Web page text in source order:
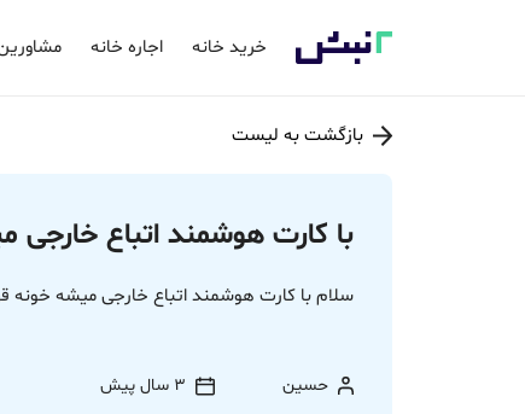
خرید خانه اجاره خانه
بازگشت به لیست
با کارت هوشمند اتباع خارجی
سلام با کارت هوشمند اتباع خارجی میشه خونه
حسین 3 سال پیش